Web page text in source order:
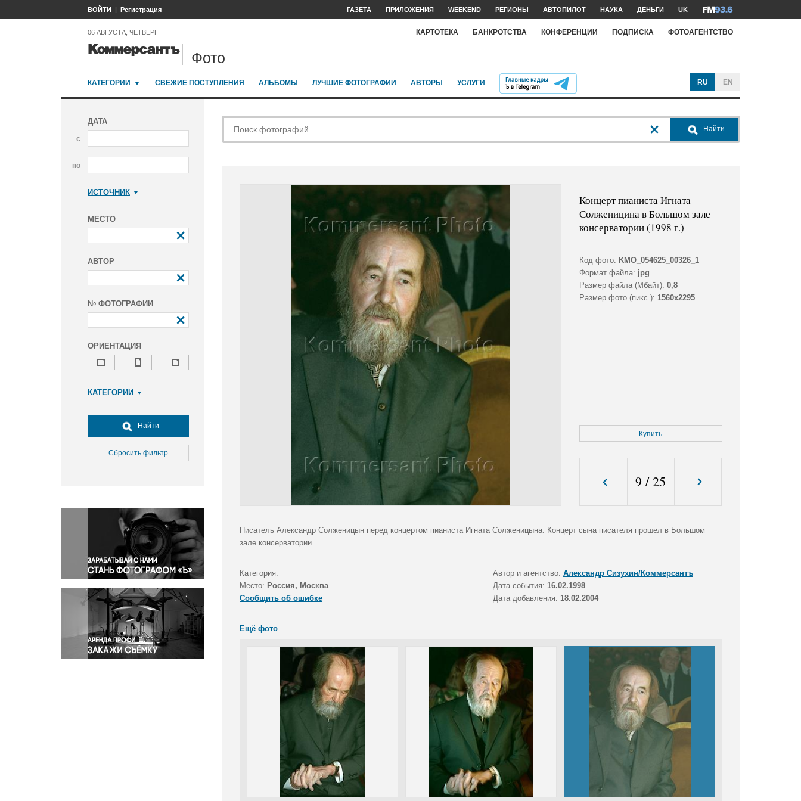
ВОЙТИ Регистрация ГАЗЕТА ПРИЛОЖЕНИЯ WEEKEND РЕГИОНЫ АВТОПИЛОТ НАУКА ДЕНЬГИ UK
06 АВГУСТА, ЧЕТВЕРГ КАРТОТЕКА БАНКРОТСТВА КОНФЕРЕНЦИИ ПОДПИСКА ФОТОАГЕНТСТВО
Фото
КАТЕГОРИИ СВЕЖИЕ ПОСТУПЛЕНИЯ АЛЬБОМЫ ЛУЧШИЕ ФОТОГРАФИИ АВТОРЫ УСЛУГИ RU EN
ДАТА
с
по
ИСТОЧНИК
МЕСТО
АВТОР
№ ФОТОГРАФИИ
ОРИЕНТАЦИЯ
КАТЕГОРИИ
Досуг, туризм и отдых
Культура
Медицина
Окружающая среда
Политика
Правосудие
Происшествия и конфликты
Религия
Светская жизнь
Спорт
Экология
Экономика и бизнес
Найти
Сбросить фильтр
Найти
Концерт пианиста Игната
Солженицина в Большом зале
консерватории (1998 г.)
Код фото: KMO_054625_00326_1
Формат файла: jpg
Размер файла (Мбайт): 0,8
Размер фото (пикс.): 1560x2295
Купить
9 /25
Писатель Александр Солженицын перед концертом пианиста Игната Солженицына. Концерт сына писателя прошел в Большом
зале консерватории.
Категория: Автор и агентство: Александр Сизухин/Коммерсантъ
Место: Россия, Москва Дата события: 16.02.1998
Сообщить об ошибке
Дата добавления: 18.02.2004
Ещё фото